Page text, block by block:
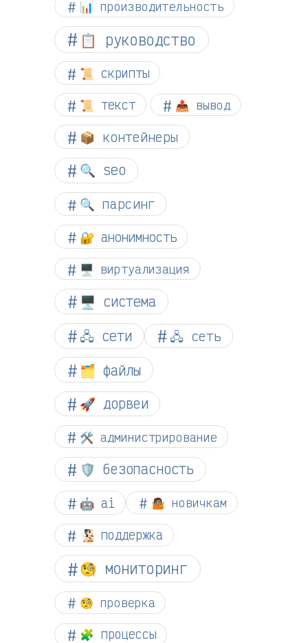
📊 производительность
📋 руководство
📜 скрипты
📜 текст 📤 вывод
📦 контейнеры
🔍 seo
🔍 парсинг
🔐 анонимность
🖥️ виртуализация
🖥️ система
🖧 сети
🖧 сеть
🗂️ файлы
🚀 дорвеи
🛠️ администрирование
🛡️ безопасность
🤖 ai 🤷🏽 новичкам
🧏🏻 поддержка
🧐 мониторинг
🧐 проверка
🧩 процессы